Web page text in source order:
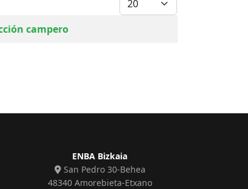
campero
ENBA Bizkaia
San Pedro 30-Behea
48340 Amorebieta-Etxano